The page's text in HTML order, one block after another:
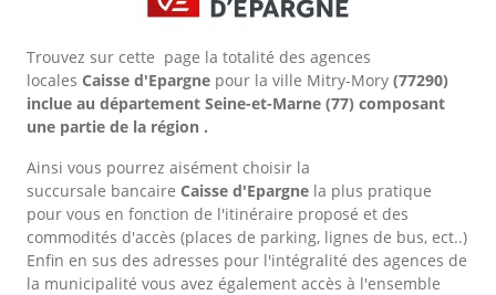
Trouvez sur cette page la totalité des agences
locales Caisse d'Epargne pour la ville Mitry-Mory (77290)
inclue au département Seine-et-Marne (77) composant
une partie de la région .
Ainsi vous pourrez aisément choisir la
succursale bancaire Caisse d'Epargne la plus pratique
pour vous en fonction de l'itinéraire proposé et des
commodités d'accès (places de parking, lignes de bus, ect..)
Enfin en sus des adresses pour l'intégralité des agences de
la municipalité vous avez également accès à l'ensemble